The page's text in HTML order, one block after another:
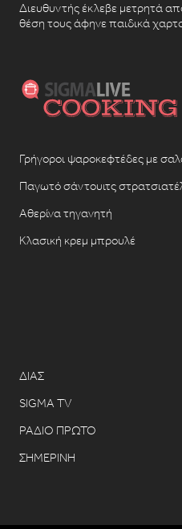
Διευθυντής έκλεβε μετρητά
θέση τους άφηνε παιδικά
Γρήγοροι ψαροκεφτέδες με
Παγωτό σάντουιτς
Αθερίνα τηγανητή
Κλασική κρεμ μπρουλέ
ΔΙΑΣ
SIGMA TV
ΡΑΔΙΟ ΠΡΩΤΟ
ΣΗΜΕΡΙΝΗ